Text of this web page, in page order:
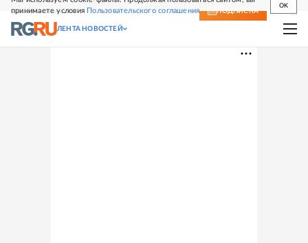
принимаете условия Пользовательского соглашения
OK
СВЕЖИЙ НОМЕР ПОДПИСКА
ЛЕНТА НОВОСТЕЙ